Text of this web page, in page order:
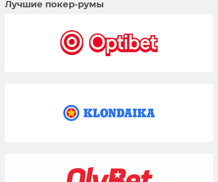
Лучшие покер-румы